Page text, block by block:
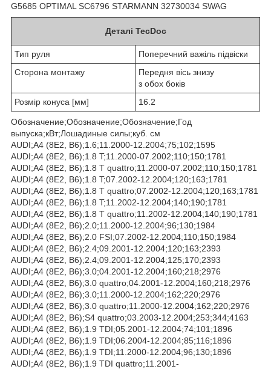
G5685 OPTIMAL SC6796 STARMANN 32730034 SWAG
Деталі TecDoc
Тип руля
Поперечний важіль підвіски
Сторона монтажу
Передня вісь знизу
з обох боків
Розмір конуса [мм]
16.2
Обозначение;Обозначение;Обозначение;Год
выпуска;кВт;Лошадиные силы;куб. см
AUDI;A4 (8E2, B6);1.6;11.2000-12.2004;75;102;1595
AUDI;A4 (8E2, B6);1.8 T;11.2000-07.2002;110;150;1781
AUDI;A4 (8E2, B6);1.8 T quattro;11.2000-07.2002;110;150;1781
AUDI;A4 (8E2, B6);1.8 T;07.2002-12.2004;120;163;1781
AUDI;A4 (8E2, B6);1.8 T quattro;07.2002-12.2004;120;163;1781
AUDI;A4 (8E2, B6);1.8 T;11.2002-12.2004;140;190;1781
AUDI;A4 (8E2, B6);1.8 T quattro;11.2002-12.2004;140;190;1781
AUDI;A4 (8E2, B6);2.0;11.2000-12.2004;96;130;1984
AUDI;A4 (8E2, B6);2.0 FSI;07.2002-12.2004;110;150;1984
AUDI;A4 (8E2, B6);2.4;09.2001-12.2004;120;163;2393
AUDI;A4 (8E2, B6);2.4;09.2001-12.2004;125;170;2393
AUDI;A4 (8E2, B6);3.0;04.2001-12.2004;160;218;2976
AUDI;A4 (8E2, B6);3.0 quattro;04.2001-12.2004;160;218;2976
AUDI;A4 (8E2, B6);3.0;11.2000-12.2004;162;220;2976
AUDI;A4 (8E2, B6);3.0 quattro;11.2000-12.2004;162;220;2976
AUDI;A4 (8E2, B6);S4 quattro;03.2003-12.2004;253;344;4163
AUDI;A4 (8E2, B6);1.9 TDI;05.2001-12.2004;74;101;1896
AUDI;A4 (8E2, B6);1.9 TDI;06.2004-12.2004;85;116;1896
AUDI;A4 (8E2, B6);1.9 TDI;11.2000-12.2004;96;130;1896
AUDI;A4 (8E2, B6);1.9 TDI quattro;11.2001-